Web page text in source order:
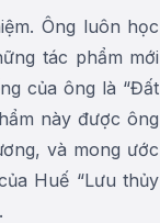
Ông luôn học
tác phẩm mới
của ông là “Đất
này được ông
và mong ước
Huế “Lưu thủy